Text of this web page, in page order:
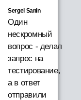
Sergei Sanin
Один
нескромный
вопрос - делал
запрос на
тестирование,
а в ответ
отправили